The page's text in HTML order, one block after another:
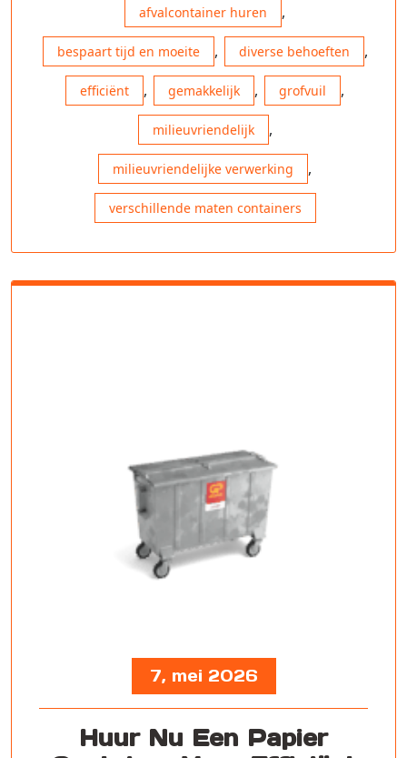
afvalcontainer huren ,
bespaart tijd en moeite , diverse behoeften ,
efficiënt , gemakkelijk , grofvuil ,
milieuvriendelijk ,
milieuvriendelijke verwerking ,
verschillende maten containers
7, mei 2026
Huur Nu Een Papier